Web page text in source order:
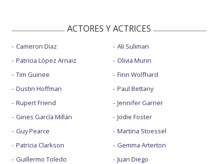
ACTORES Y ACTRICES
Cameron Diaz
Patricia López Arnaiz
Tim Guinee
Dustin Hoffman
Rupert Friend
Gines García Millán
Guy Pearce
Patricia Clarkson
Guillermo Toledo
Ali Suliman
Olivia Munn
Finn Wolfhard
Paul Bettany
Jennifer Garner
Jodie Foster
Martina Stoessel
Gemma Arterton
Juan Diego